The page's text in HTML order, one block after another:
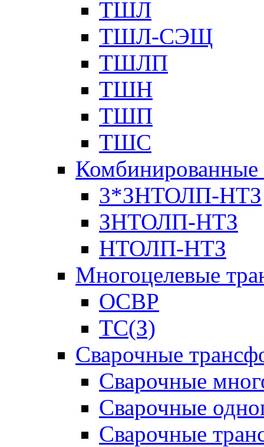
ТШЛ
ТШЛ-СЭЩ
ТШЛП
ТШН
ТШП
ТШС
Комбинированные
3*ЗНТОЛП-НТЗ
ЗНТОЛП-НТЗ
НТОЛП-НТЗ
Многоцелевые
ОСВР
ТС(З)
Сварочные
Сварочные
Сварочные
Сварочные